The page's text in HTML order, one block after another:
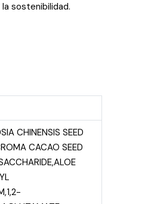
sostenibilidad.
CHINENSIS SEED
CACAO SEED